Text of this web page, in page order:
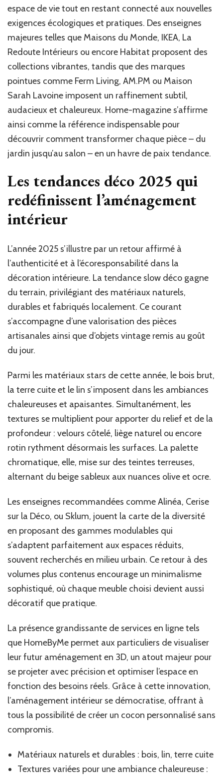
espace de vie tout en restant connecté aux nouvelles
exigences écologiques et pratiques. Des enseignes
majeures telles que Maisons du Monde, IKEA, La
Redoute Intérieurs ou encore Habitat proposent des
collections vibrantes, tandis que des marques
pointues comme Ferm Living, AM.PM ou Maison
Sarah Lavoine imposent un raffinement subtil,
audacieux et chaleureux. Home-magazine s’affirme
ainsi comme la référence indispensable pour
découvrir comment transformer chaque pièce – du
jardin jusqu’au salon – en un havre de paix tendance.
Les tendances déco 2025 qui
redéfinissent l’aménagement
intérieur
L’année 2025 s’illustre par un retour affirmé à
l’authenticité et à l’écoresponsabilité dans la
décoration intérieure. La tendance slow déco gagne
du terrain, privilégiant des matériaux naturels,
durables et fabriqués localement. Ce courant
s’accompagne d’une valorisation des pièces
artisanales ainsi que d’objets vintage remis au goût
du jour.
Parmi les matériaux stars de cette année, le bois brut,
la terre cuite et le lin s’imposent dans les ambiances
chaleureuses et apaisantes. Simultanément, les
textures se multiplient pour apporter du relief et de la
profondeur : velours côtelé, liège naturel ou encore
rotin rythment désormais les surfaces. La palette
chromatique, elle, mise sur des teintes terreuses,
alternant du beige sableux aux nuances olive et ocre.
Les enseignes recommandées comme Alinéa, Cerise
sur la Déco, ou Sklum, jouent la carte de la diversité
en proposant des gammes modulables qui
s’adaptent parfaitement aux espaces réduits,
souvent recherchés en milieu urbain. Ce retour à des
volumes plus contenus encourage un minimalisme
sophistiqué, où chaque meuble choisi devient aussi
décoratif que pratique.
La présence grandissante de services en ligne tels
que HomeByMe permet aux particuliers de visualiser
leur futur aménagement en 3D, un atout majeur pour
se projeter avec précision et optimiser l’espace en
fonction des besoins réels. Grâce à cette innovation,
l’aménagement intérieur se démocratise, offrant à
tous la possibilité de créer un cocon personnalisé sans
compromis.
Matériaux naturels et durables : bois, lin, terre cuite
Textures variées pour une ambiance chaleureuse :